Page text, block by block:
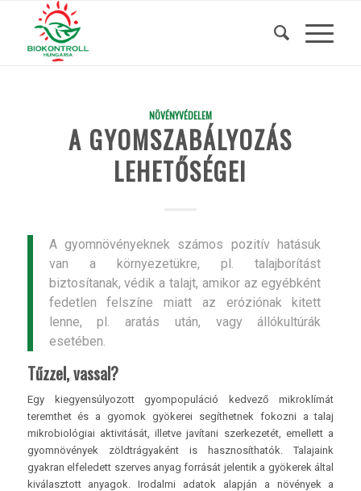
NÖVÉNYVÉDELEM
A GYOMSZABÁLYOZÁS
LEHETŐSÉGEI
A gyomnövényeknek számos pozitív hatásuk
van a környezetükre, pl. talajborítást
biztosítanak, védik a talajt, amikor az egyébként
fedetlen felszíne miatt az eróziónak kitett
lenne, pl. aratás után, vagy állókultúrák
esetében.
Tűzzel, vassal?
Egy kiegyensúlyozott gyompopuláció kedvező mikroklímát
teremthet és a gyomok gyökerei segíthetnek fokozni a talaj
mikrobiológiai aktivitását, illetve javítani szerkezetét, emellett a
gyomnövények zöldtrágyaként is hasznosíthatók. Talajaink
gyakran elfeledett szerves anyag forrását jelentik a gyökerek által
kiválasztott anyagok. Irodalmi adatok alapján a növények a